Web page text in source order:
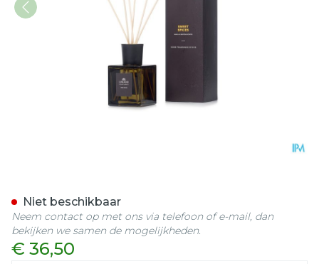
€ 36,50
Niet beschikbaar
Neem contact op met ons via telefoon of e-mail, dan
bekijken we samen de mogelijkheden.